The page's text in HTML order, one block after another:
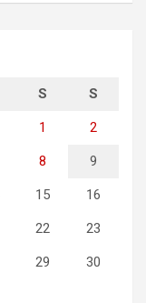
S S
1 2
8 9
15 16
22 23
29 30